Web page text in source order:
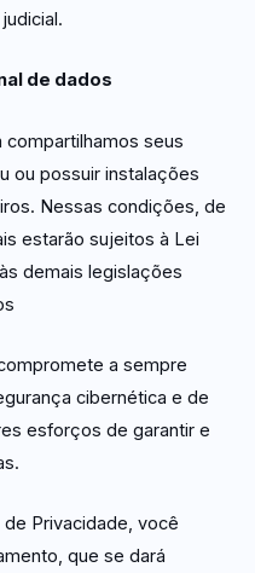
de dados
seus
ou possuir instalações
Nessas condições, de
estarão sujeitos à Lei
demais legislações
a sempre
cibernética e de
esforços de garantir e
Privacidade, você
que se dará